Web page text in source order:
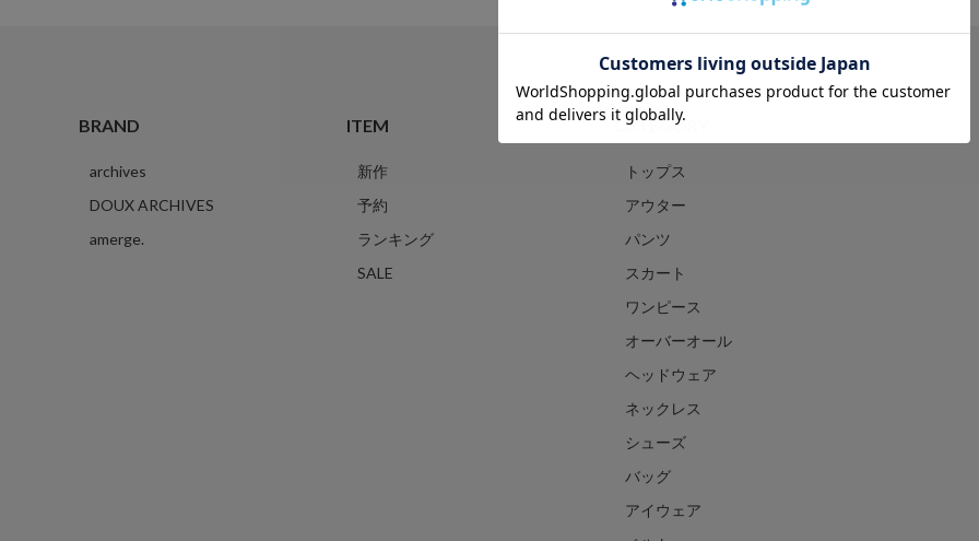
BRAND
archives
DOUX ARCHIVES
amerge.
ITEM
新作
予約
ランキング
SALE
CATEGORY
トップス
アウター
パンツ
スカート
ワンピース
オーバーオール
ヘッドウェア
ネックレス
シューズ
バッグ
アイウェア